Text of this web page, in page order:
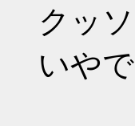
クッ
いや